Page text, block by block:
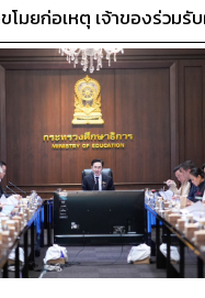
มยก่อเหตุ เจ้าของร่วมรั